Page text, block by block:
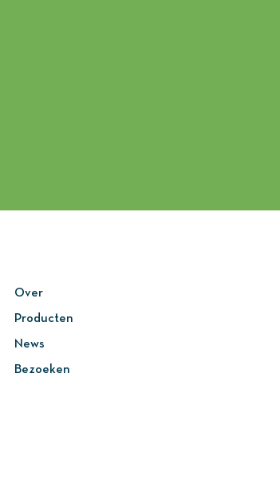
Over
Producten
News
Bezoeken